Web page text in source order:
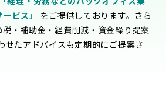
ビス」
をご提供しております。さら
・補助金・経費削減・資金繰り提案
せたアドバイスも定期的にご提案さ